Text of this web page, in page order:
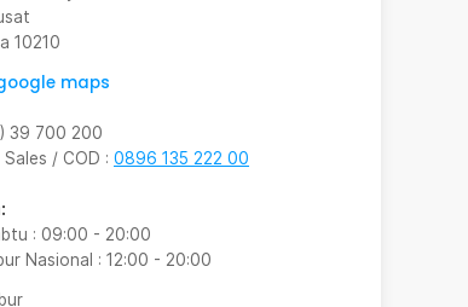
10210
maps
39 700 200
/ COD : 0896 135 222 00
: 09:00 - 20:00
Nasional : 12:00 - 20:00